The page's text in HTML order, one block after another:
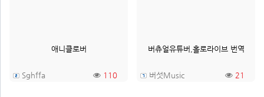
애니클로버
Sghffa 110
버츄얼유튜버,홀로라이브 번역
버섯Music 21